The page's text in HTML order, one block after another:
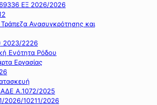
ΕΞ 2026/2026
Ανασυγκρότησης και
2023/2226
Ενότητα Ρόδου
Εργασίας
Α.1072/2025
2026/10211/2026